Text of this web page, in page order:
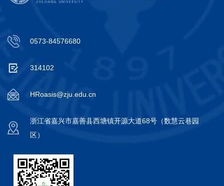
0573-84576680
314102
HRoasis@zju.edu.cn
浙江省嘉兴市嘉善县西塘镇开源大道68号（数慧云巷园
区）